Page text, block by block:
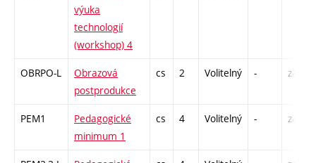
výuka
technologií
(workshop) 4
OBRPO-L
Obrazová
postprodukce
cs 2 Volitelný - zá
PEM1
Pedagogické
minimum 1
cs 4 Volitelný - zá